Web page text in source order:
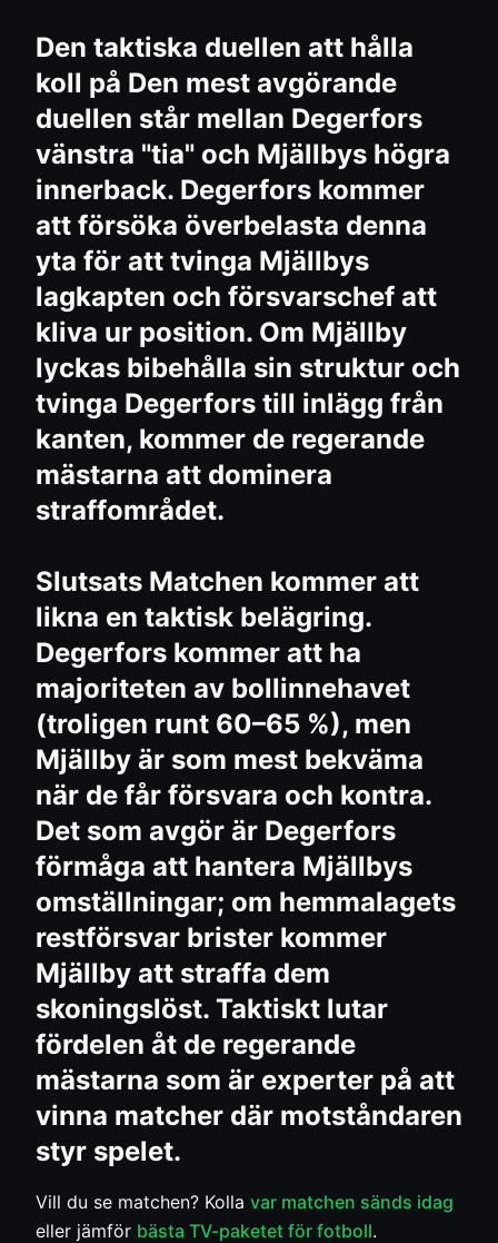
Den taktiska duellen att hålla
koll på Den mest avgörande
duellen står mellan Degerfors
vänstra "tia" och Mjällbys högra
innerback. Degerfors kommer
att försöka överbelasta denna
yta för att tvinga Mjällbys
lagkapten och försvarschef att
kliva ur position. Om Mjällby
lyckas bibehålla sin struktur och
tvinga Degerfors till inlägg från
kanten, kommer de regerande
mästarna att dominera
straffområdet.
Slutsats Matchen kommer att
likna en taktisk belägring.
Degerfors kommer att ha
majoriteten av bollinnehavet
(troligen runt 60–65 %), men
Mjällby är som mest bekväma
när de får försvara och kontra.
Det som avgör är Degerfors
förmåga att hantera Mjällbys
omställningar; om hemmalagets
restförsvar brister kommer
Mjällby att straffa dem
skoningslöst. Taktiskt lutar
fördelen åt de regerande
mästarna som är experter på att
vinna matcher där motståndaren
styr spelet.
Vill du se matchen? Kolla var matchen sänds idag
eller jämför bästa TV-paketet för fotboll.